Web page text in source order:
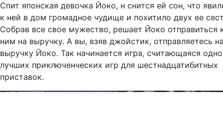
Cпит японская девочка Йоко, н снится ей сон, что
к ней в дом гро­мадное чудище и похитило двух ее
Собрав все свое мужество, решает Йоко отправиться
ним на выручку. А вы, взяв джойстик, отправляетесь
выручку Йоко. Так начинается игра, считающаяся
лучших приключенческих игр для шестнадцатибитных
приставок.